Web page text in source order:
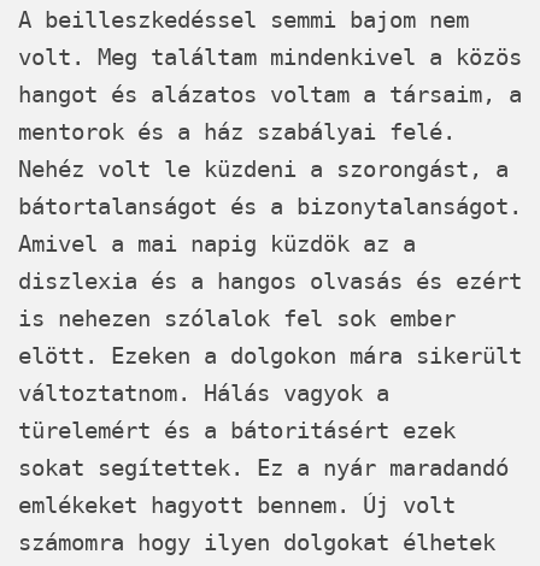
A beilleszkedéssel semmi bajom nem
volt. Meg találtam mindenkivel a közös
hangot és alázatos voltam a társaim, a
mentorok és a ház szabályai felé.
Nehéz volt le küzdeni a szorongást, a
bátortalanságot és a bizonytalanságot.
Amivel a mai napig küzdök az a
diszlexia és a hangos olvasás és ezért
is nehezen szólalok fel sok ember
elött. Ezeken a dolgokon mára sikerült
változtatnom. Hálás vagyok a
türelemért és a bátoritásért ezek
sokat segítettek. Ez a nyár maradandó
emlékeket hagyott bennem. Új volt
számomra hogy ilyen dolgokat élhetek